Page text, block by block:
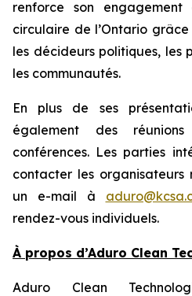
renforce son engagement
circulaire de l’Ontario
les décideurs politiques, les
les communautés.
En plus de ses
également des
conférences. Les parties
contacter les
un e-mail à
rendez-vous individuels.
À propos d’Aduro Clean
Aduro Clean